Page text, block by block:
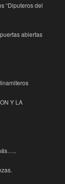
“Diputeros del
abiertas
Y LA